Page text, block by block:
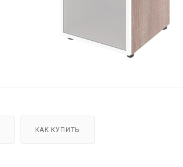
КАК КУПИТЬ